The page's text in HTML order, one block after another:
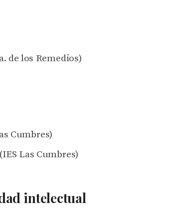
de los Remedios)
Cumbres)
(IES Las Cumbres)
intelectual